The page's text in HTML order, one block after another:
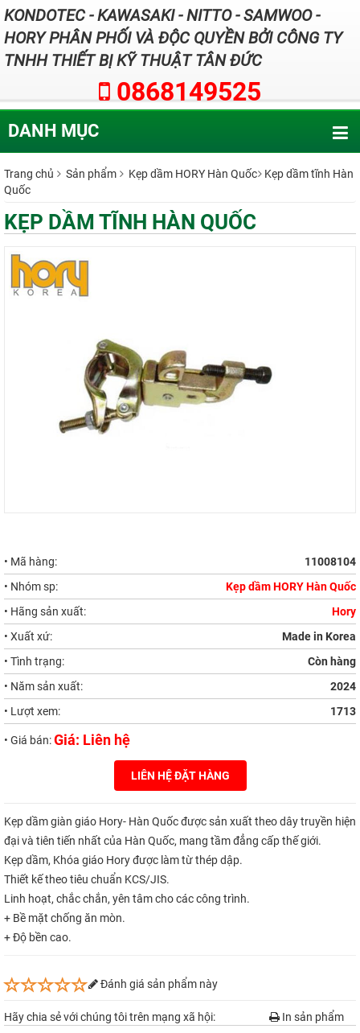
KONDOTEC - KAWASAKI - NITTO - SAMWOO -
HORY PHÂN PHỐI VÀ ĐỘC QUYỀN BỞI CÔNG TY
TNHH THIẾT BỊ KỸ THUẬT TÂN ĐỨC
0868149525
DANH MỤC
Trang chủ Sản phẩm Kẹp dầm HORY Hàn Quốc
Kẹp dầm tĩnh Hàn
Quốc
KẸP DẦM TĨNH HÀN QUỐC
• Mã hàng:
11008104
• Nhóm sp:
Kẹp dầm HORY Hàn Quốc
• Hãng sản xuất:
Hory
• Xuất xứ:
Made in Korea
• Tình trạng:
Còn hàng
• Năm sản xuất:
2024
• Lượt xem:
1713
• Giá bán:Giá: Liên hệ
LIÊN HỆ ĐẶT HÀNG
Kẹp dầm giàn giáo Hory- Hàn Quốc được sản xuất theo dây truyền hiện
đại và tiên tiến nhất của Hàn Quốc, mang tầm đẳng cấp thế giới.
Kẹp dầm, Khóa giáo Hory được làm từ thép dập.
Thiết kế theo tiêu chuẩn KCS/JIS.
Linh hoạt, chắc chắn, yên tâm cho các công trình.
+ Bề mặt chống ăn mòn.
+ Độ bền cao.
Đánh giá sản phẩm này
In sản phẩm
Hãy chia sẻ với chúng tôi trên mạng xã hội: